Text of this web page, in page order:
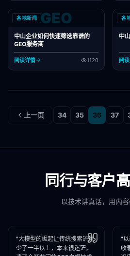
各地新闻 GEO
中山企业如何快速筛选靠谱的
GEO服务商
阅读详情 1120
各
中
阅
上一页 34 35 36 37
同行与客户
以技术讲真话，用内容
"大模型的崛起让传统搜索流量
少了一半以上，本来很迷茫。
"以
收